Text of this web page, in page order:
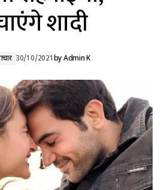
शादी
30/10/2021byAdmin K